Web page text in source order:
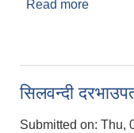
Read more
सिलवन्दी
Submitted on: Thu,